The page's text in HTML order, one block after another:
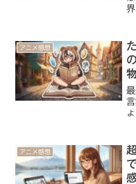
アニメ感想
アニメ感想